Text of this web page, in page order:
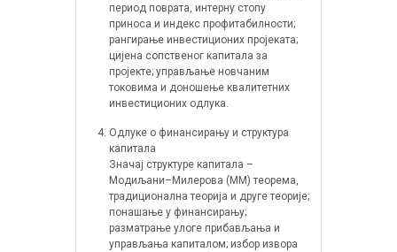
период поврата, интерну стопу
приноса и индекс профитабилности;
рангирање инвестиционих пројеката;
цијена сопственог капитала за
пројекте; управљање новчаним
токовима и доношење квалитетних
инвестиционих одлука.
Одлуке о финансирању и структура
капитала
Значај структуре капитала –
Модиљани–Милерова (ММ) теорема,
традиционална теорија и друге теорије;
понашање у финансирању;
разматрање улоге прибављања и
управљања капиталом; избор извора